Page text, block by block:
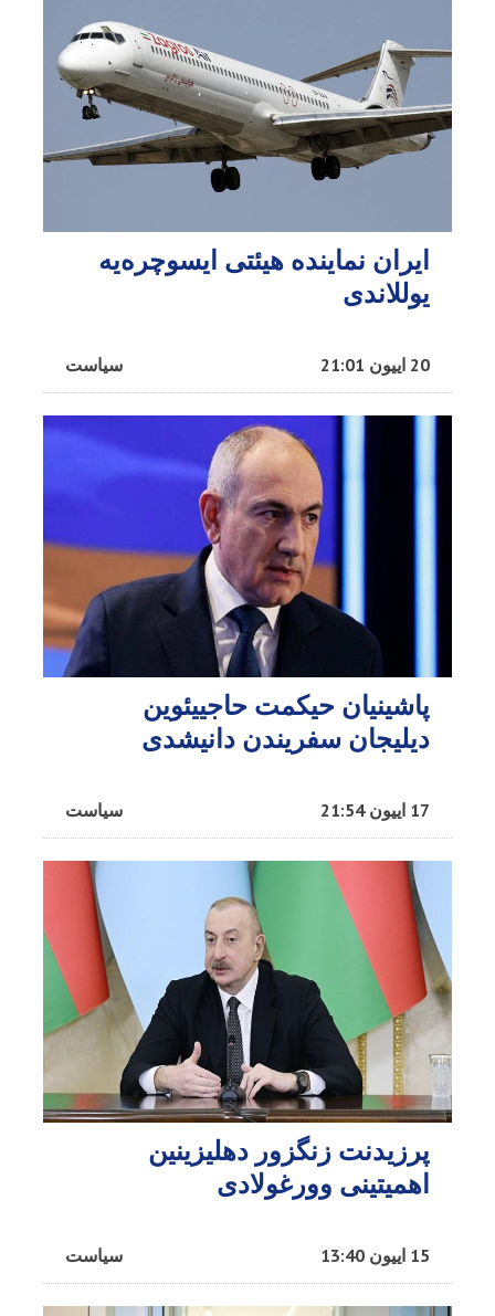
ایران نماینده هیئتی ایسوچره‌یه
یوللاندی
سیاست 20 اییون 21:01
پاشینیان حیکمت حاجییئوین
دیلیجان سفریندن دانیشدی
سیاست 17 اییون 21:54
پرزیدنت زنگزور دهلیزینین
اهمیتینی وورغولادی
سیاست 15 اییون 13:40